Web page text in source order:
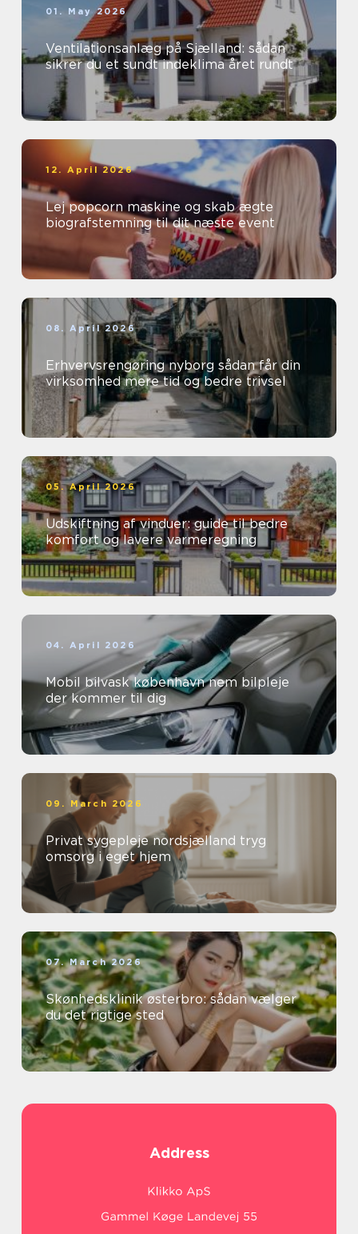
01. May 2026
Ventilationsanlæg på Sjælland: sådan
sikrer du et sundt indeklima året rundt
12. April 2026
Lej popcorn maskine og skab ægte
biografstemning til dit næste event
08. April 2026
Erhvervsrengøring nyborg sådan får din
virksomhed mere tid og bedre trivsel
05. April 2026
Udskiftning af vinduer: guide til bedre
komfort og lavere varmeregning
04. April 2026
Mobil bilvask københavn nem bilpleje
der kommer til dig
09. March 2026
Privat sygepleje nordsjælland tryg
omsorg i eget hjem
07. March 2026
Skønhedsklinik østerbro: sådan vælger
du det rigtige sted
Address